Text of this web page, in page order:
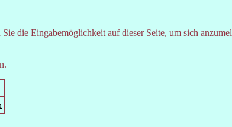
die Eingabemöglichkeit auf dieser Seite, um sich